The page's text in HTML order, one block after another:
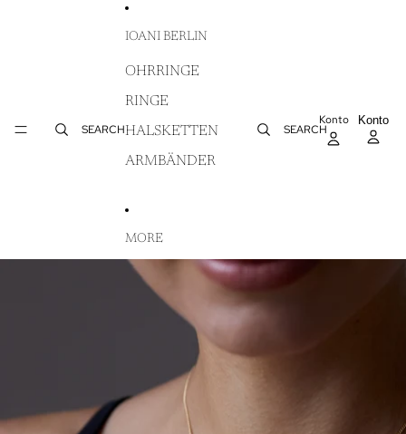
SEARCH
IOANI BERLIN
OHRRINGE
RINGE
HALSKETTEN
ARMBÄNDER
MORE
SEARCH
Konto Konto
ZU PRODUKTINFORMATIONEN SPRINGEN